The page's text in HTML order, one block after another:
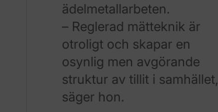
ädelmetallarbeten.
– Reglerad mätteknik är
otroligt och skapar en
osynlig men avgörande
struktur av tillit i samhället,
säger hon.